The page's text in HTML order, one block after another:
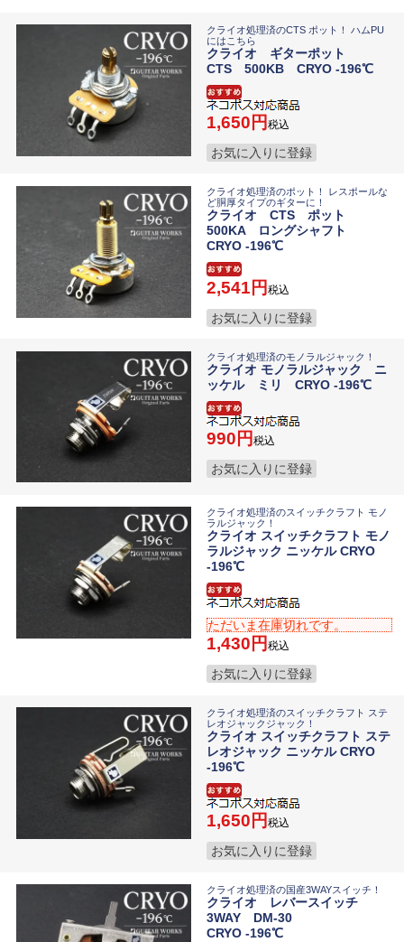
クライオ処理済のCTS ポット！ ハムPU
にはこちら
クライオ ギターポット
CTS 500KB CRYO -196℃
1,650 税込
お気に入りに登録
クライオ処理済のポット！ レスポールな
ど胴厚タイプのギターに！
クライオ CTS ポット
500KA ロングシャフト
CRYO -196℃
2,541 税込
お気に入りに登録
クライオ処理済のモノラルジャック！
クライオ モノラルジャック ニ
ッケル ミリ CRYO -196℃
990 税込
お気に入りに登録
クライオ処理済のスイッチクラフト モノ
ラルジャック！
クライオ スイッチクラフト モノ
ラルジャック ニッケル CRYO
-196℃
ただいま在庫切れです。
1,430 税込
お気に入りに登録
クライオ処理済のスイッチクラフト ステ
レオジャックジャック！
クライオ スイッチクラフト ステ
レオジャック ニッケル CRYO
-196℃
1,650 税込
お気に入りに登録
クライオ処理済の国産3WAYスイッチ！
クライオ レバースイッチ
3WAY DM-30
CRYO -196℃